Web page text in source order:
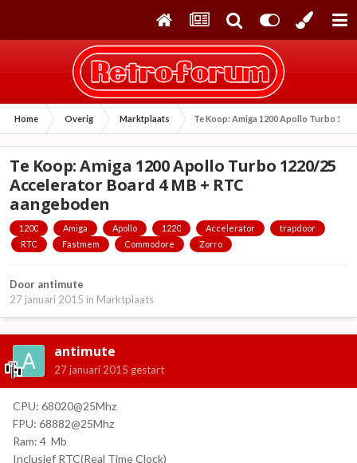
Home Overig Marktplaats Te Koop: Amiga 1200 Apollo Turbo
Te Koop: Amiga 1200 Apollo Turbo 1220/25
Accelerator Board 4 MB + RTC
aangeboden
1200 Amiga Apollo 1220 Accelerator
trapdoor
RTC
Fastmem Commodore Zorro
Door antimute
27 januari 2015 in Marktplaats
antimute
27 januari 2015 gestart
CPU: 68020@25Mhz
FPU: 68882@25Mhz
Ram: 4 Mb
Inclusief RTC(Real Time Clock)